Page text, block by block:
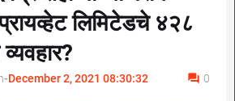
लिमिटेडचे ४२८
-December 2, 2021 08:30:32 0